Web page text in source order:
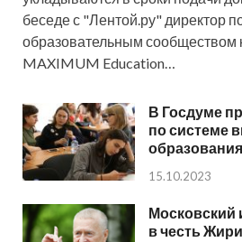
беседе с "Лентой.ру" директор
образовательным сообществом
MAXIMUM Education…
В Госдуме
по системе
15.10.2023
Московский
в честь